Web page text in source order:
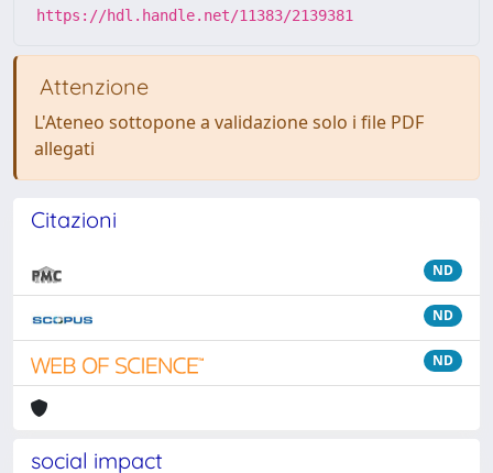
https://hdl.handle.net/11383/2139381
Attenzione
L'Ateneo sottopone a validazione solo i file PDF
allegati
Citazioni
ND
ND
ND
social impact